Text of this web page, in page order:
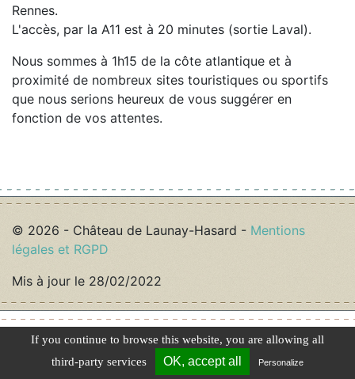
Rennes.
L'accès, par la A11 est à 20 minutes (sortie Laval).
Nous sommes à 1h15 de la côte atlantique et à
proximité de nombreux sites touristiques ou sportifs
que nous serions heureux de vous suggérer en
fonction de vos attentes.
© 2026 - Château de Launay-Hasard - Mentions
légales et RGPD
Mis à jour le 28/02/2022
If you continue to browse this website, you are allowing all
third-party services
OK, accept all Personalize